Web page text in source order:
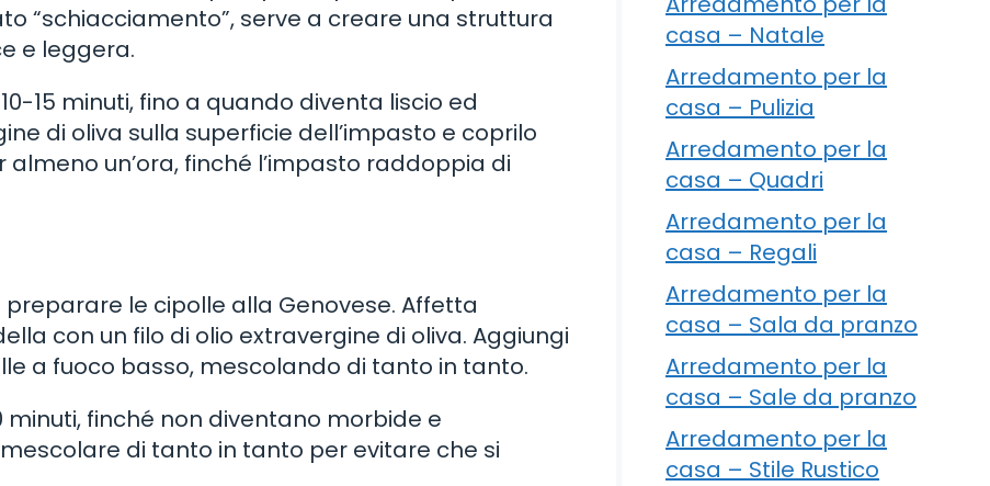
“schiacciamento”, serve a creare una struttura
e leggera.
15 minuti, fino a quando diventa liscio ed
di oliva sulla superficie dell’impasto e coprilo
un’ora, finché l’impasto raddoppia di
le cipolle alla Genovese. Affetta
con un filo di olio extravergine di oliva. Aggiungi
a fuoco basso, mescolando di tanto in tanto.
finché non diventano morbide e
di tanto in tanto per evitare che si
casa – Natale
Arredamento per la
casa – Pulizia
Arredamento per la
casa – Quadri
Arredamento per la
casa – Regali
Arredamento per la
casa – Sala da pranzo
Arredamento per la
casa – Sale da pranzo
Arredamento per la
casa – Stile Rustico